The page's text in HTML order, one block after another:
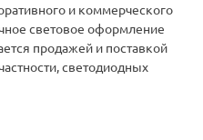
и коммерческого
световое оформление
продажей и поставкой
светодиодных